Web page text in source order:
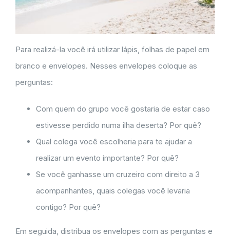
Para realizá-la você irá utilizar lápis, folhas de papel em
branco e envelopes. Nesses envelopes coloque as
perguntas:
Com quem do grupo você gostaria de estar caso
estivesse perdido numa ilha deserta? Por quê?
Qual colega você escolheria para te ajudar a
realizar um evento importante? Por quê?
Se você ganhasse um cruzeiro com direito a 3
acompanhantes, quais colegas você levaria
contigo? Por quê?
Em seguida, distribua os envelopes com as perguntas e